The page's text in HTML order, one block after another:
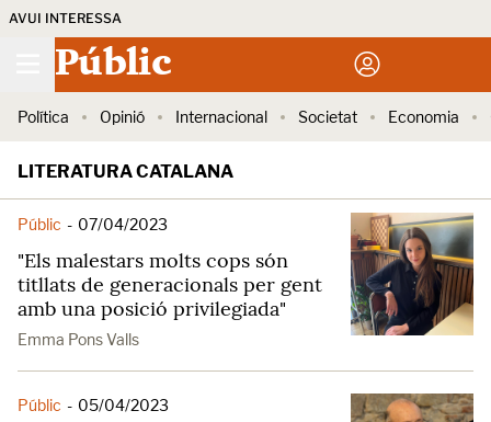
AVUI INTERESSA
Públic
Política Opinió Internacional Societat Economia
LITERATURA CATALANA
Públic - 07/04/2023
"Els malestars molts cops són
titllats de generacionals per gent
amb una posició privilegiada"
Emma Pons Valls
Públic - 05/04/2023